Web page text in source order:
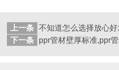
上一条
下一条